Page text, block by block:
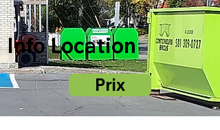
Info Location
Prix